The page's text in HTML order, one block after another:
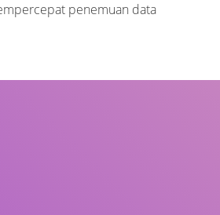
penemuan data